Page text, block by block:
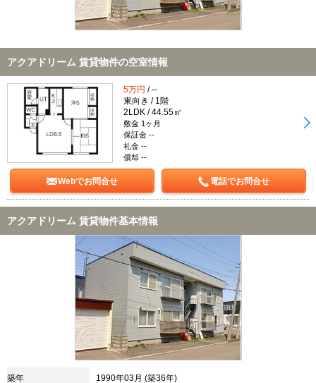
アクアドリーム 賃貸物件の空室情報
5万円 / --
東向き / 1階
2LDK / 44.55㎡
敷金 1ヶ月
保証金 --
礼金 --
償却 --
Webでお問合せ 電話でお問合せ
アクアドリーム 賃貸物件基本情報
築年 1990年03月 (築36年)